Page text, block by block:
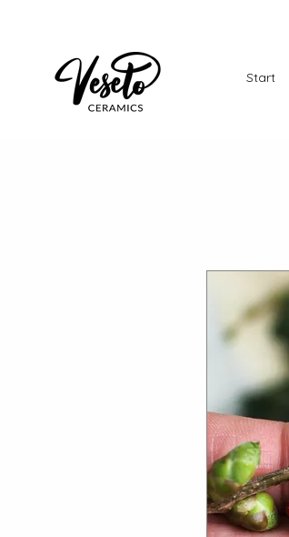
Start